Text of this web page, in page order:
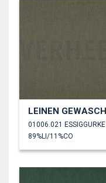
01006.021 ESSIGGURKE
89%LI/11%CO